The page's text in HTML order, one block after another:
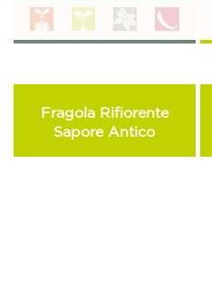
Fragola Rifiorente
Sapore Antico